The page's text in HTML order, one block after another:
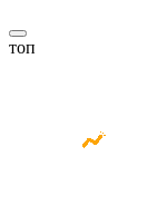
топ